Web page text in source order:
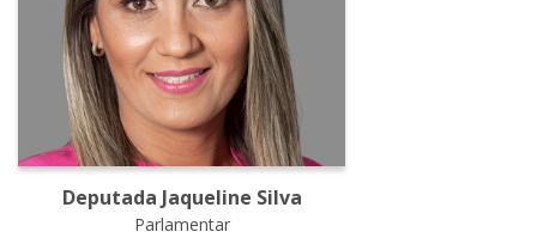
Deputada Jaqueline Silva
Parlamentar